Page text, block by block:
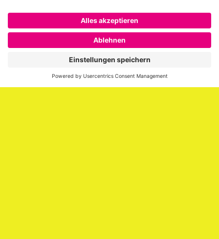
Über SAATKORN
SAATKORN ist der Blog von Gero Hesse. Seit 2009 schreibt
er über die Themen Employer Branding,